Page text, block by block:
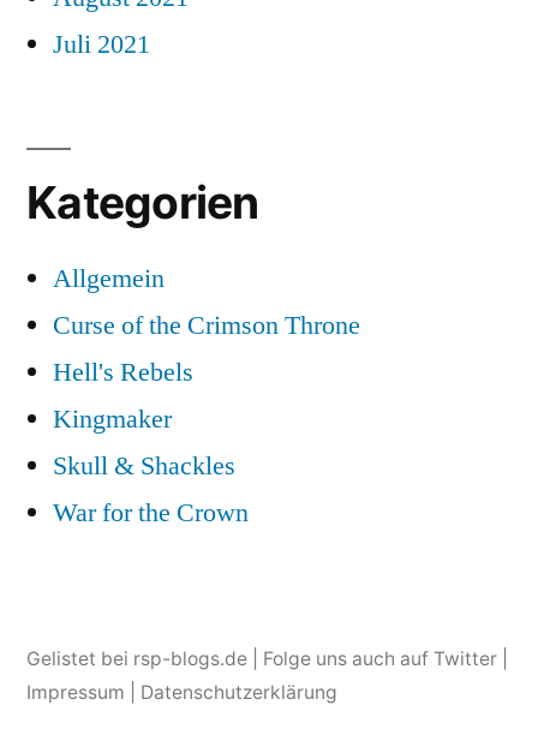
Juli 2021
Kategorien
Allgemein
Curse of the Crimson Throne
Hell's Rebels
Kingmaker
Skull & Shackles
War for the Crown
Gelistet bei rsp-blogs.de | Folge uns auch auf Twitter
Impressum
Datenschutzerklärung